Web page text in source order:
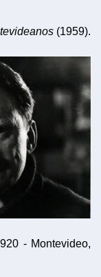
(1959).
- Montevideo,